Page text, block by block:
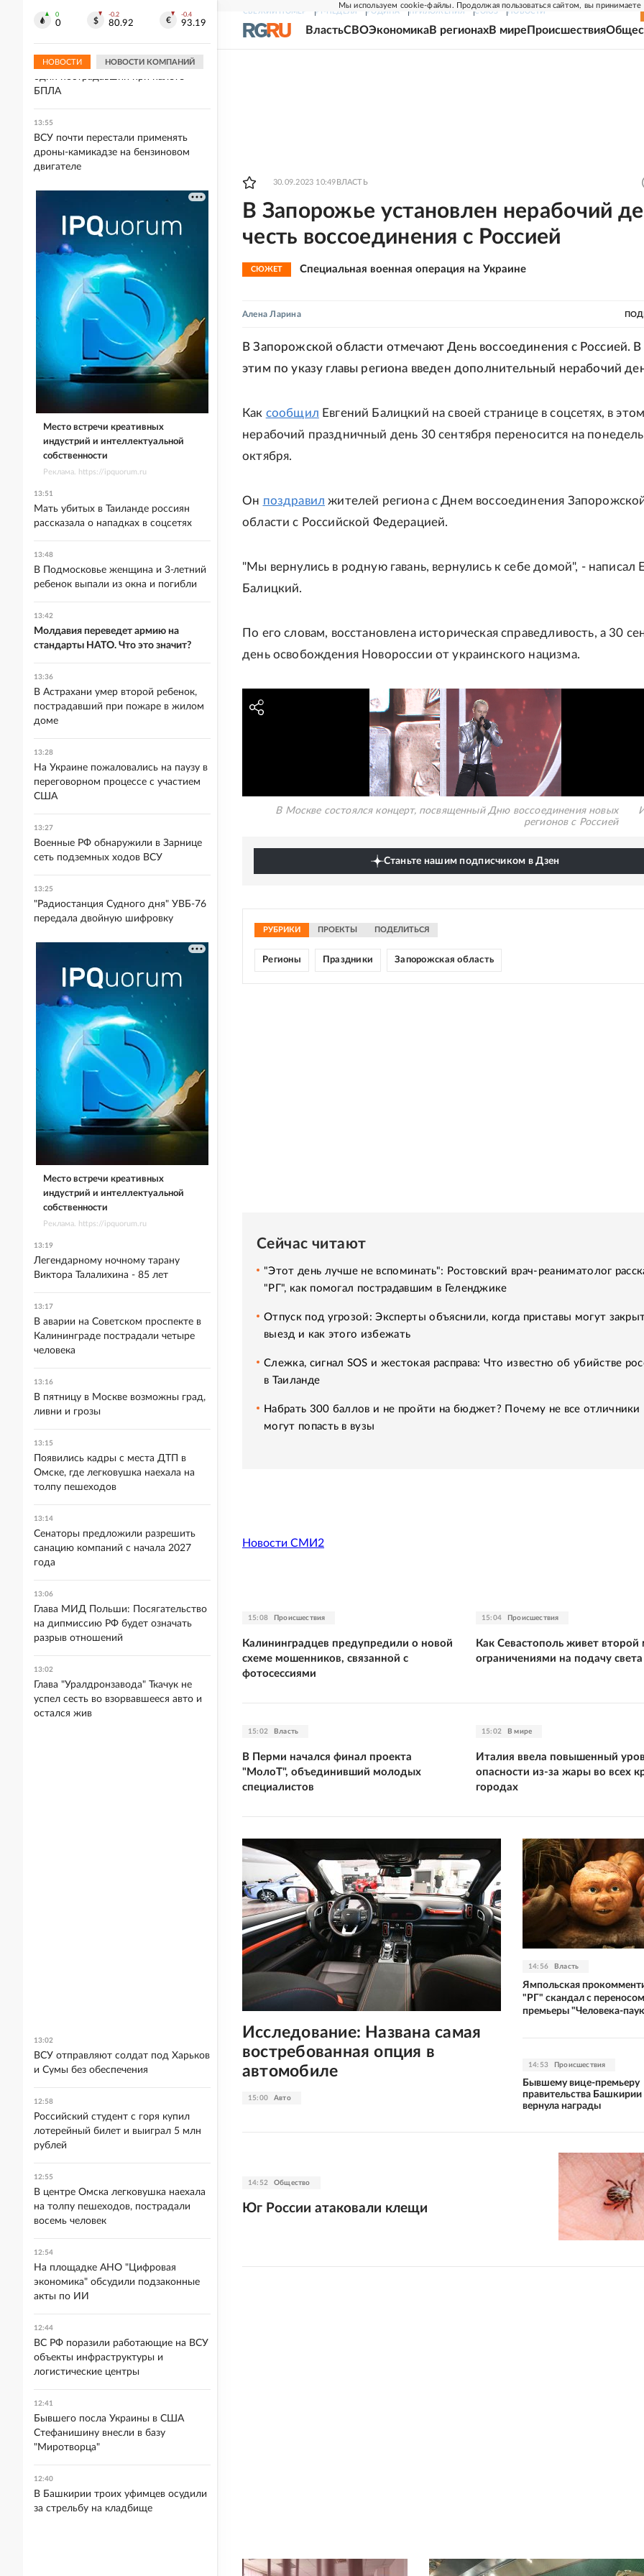
Мы используем cookie-файлы. Продолжая пользоваться сайтом, вы принимаете
СВЕЖИЙ НОМЕР РГ-НЕДЕЛЯ РОДИНА ПРИЛОЖЕНИЯ СОЮЗ НОВОСТИ
ВластьСВОЭкономикаВ регионахВ мире Происшествия
30.09.2023 10:49 ВЛАСТЬ
В Запорожье установлен нерабочий
честь воссоединения с Россией
СЮЖЕТ Специальная военная операция на Украине
Алена Ларина
В Запорожской области отмечают День воссоединения с Россией. В
этим по указу главы региона введен дополнительный нерабочий
Как сообщил Евгений Балицкий на своей странице в соцсетях, в
нерабочий праздничный день 30 сентября переносится на
октября.
Он поздравил жителей региона с Днем воссоединения
области с Российской Федерацией.
"Мы вернулись в родную гавань, вернулись к себе домой", - написал
Балицкий.
По его словам, восстановлена историческая справедливость, а 30
день освобождения Новороссии от украинского нацизма.
В Москве состоялся концерт, посвященный Дню воссоединения новых
регионов с Россией
Станьте нашим подписчиком в Дзен
РУБРИКИ ПРОЕКТЫ ПОДЕЛИТЬСЯ
Регионы Праздники Запорожская область
Сейчас читают
"Этот день лучше не вспоминать": Ростовский врач-реаниматолог
"РГ", как помогал пострадавшим в Геленджике
Отпуск под угрозой: Эксперты объяснили, когда приставы могут
выезд и как этого избежать
Слежка, сигнал SOS и жестокая расправа: Что известно об убийстве
в Таиланде
Набрать 300 баллов и не пройти на бюджет? Почему не все отличники
могут попасть в вузы
Новости СМИ2
15:08 Происшествия
Калининградцев предупредили о новой
схеме мошенников, связанной с
фотосессиями
15:04 Происшествия
Как Севастополь живет второй
ограничениями на подачу света
15:02 Власть
В Перми начался финал проекта
"МолоТ", объединивший молодых
специалистов
15:02 В мире
Италия ввела повышенный
опасности из-за жары во всех
городах
15:00 Авто
Исследование: Названа самая
востребованная опция в
автомобиле
14:56 Власть
Ямпольская
"РГ" скандал с переносом
премьеры "Человека-
14:53 Происшествия
Бывшему вице-премьеру
правительства Башкирии
вернула награды
14:52 Общество
Юг России атаковали клещи
0
0
-0.2
80.92
-0.4
93.19
НОВОСТИ НОВОСТИ КОМПАНИЙ
трех конфетах
В Саратове в больнице остается
один пострадавший при налете
БПЛА
13:55
ВСУ почти перестали применять
дроны-камикадзе на бензиновом
двигателе
Место встречи креативных
индустрий и интеллектуальной
собственности
Реклама. https://ipquorum.ru
13:51
Мать убитых в Таиланде россиян
рассказала о нападках в соцсетях
13:48
В Подмосковье женщина и 3-летний
ребенок выпали из окна и погибли
13:42
Молдавия переведет армию на
стандарты НАТО. Что это значит?
13:36
В Астрахани умер второй ребенок,
пострадавший при пожаре в жилом
доме
13:28
На Украине пожаловались на паузу в
переговорном процессе с участием
США
13:27
Военные РФ обнаружили в Зарнице
сеть подземных ходов ВСУ
13:25
"Радиостанция Судного дня" УВБ-76
передала двойную шифровку
Место встречи креативных
индустрий и интеллектуальной
собственности
Реклама. https://ipquorum.ru
13:19
Легендарному ночному тарану
Виктора Талалихина - 85 лет
13:17
В аварии на Советском проспекте в
Калининграде пострадали четыре
человека
13:16
В пятницу в Москве возможны град,
ливни и грозы
13:15
Появились кадры с места ДТП в
Омске, где легковушка наехала на
толпу пешеходов
13:14
Сенаторы предложили разрешить
санацию компаний с начала 2027
года
13:06
Глава МИД Польши: Посягательство
на дипмиссию РФ будет означать
разрыв отношений
13:02
Глава "Уралдронзавода" Ткачук не
успел сесть во взорвавшееся авто и
остался жив
13:02
ВСУ отправляют солдат под Харьков
и Сумы без обеспечения
12:58
Российский студент с горя купил
лотерейный билет и выиграл 5 млн
рублей
12:55
В центре Омска легковушка наехала
на толпу пешеходов, пострадали
восемь человек
12:54
На площадке АНО "Цифровая
экономика" обсудили подзаконные
акты по ИИ
12:44
ВС РФ поразили работающие на ВСУ
объекты инфраструктуры и
логистические центры
12:41
Бывшего посла Украины в США
Стефанишину внесли в базу
"Миротворца"
12:40
В Башкирии троих уфимцев осудили
за стрельбу на кладбище